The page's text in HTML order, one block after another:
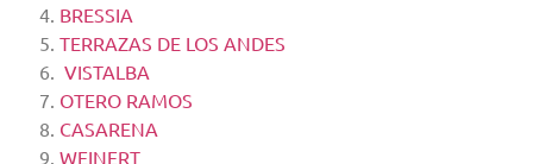
BRESSIA
TERRAZAS DE LOS ANDES
VISTALBA
OTERO RAMOS
CASARENA
WEINERT